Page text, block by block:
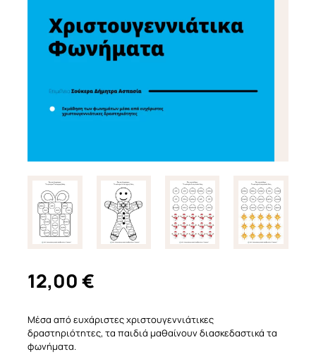
12,00€
Μέσα από ευχάριστες χριστουγεννιάτικες
δραστηριότητες, τα παιδιά μαθαίνουν διασκεδαστικά τα
φωνήματα.